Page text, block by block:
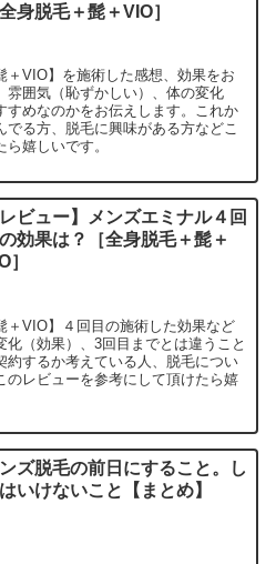
全身脱毛＋髭＋VIO］
＋VIO】を施術した感想、効果をお
雰囲気（恥ずかしい）、体の変化
すめなのかをお伝えします。これか
でる方、脱毛に興味がある方などこ
嬉しいです。
レビュー】メンズエミナル４回
効果は？［全身脱毛＋髭＋
］
＋VIO】４回目の施術した効果など
（効果）、3回目までとは違うこと
約するか考えている人、脱毛につい
のレビューを参考にして頂けたら嬉
ズ脱毛の前日にすること。し
いけないこと【まとめ】